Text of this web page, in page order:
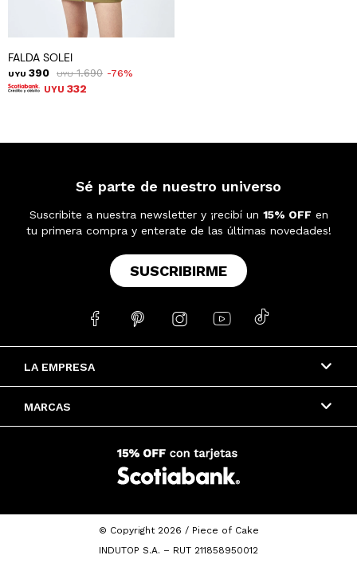
FALDA SOLEI
UYU 390 UYU 1.690 76
UYU 332
LA EMPRESA
MARCAS
Sé parte de nuestro universo
Suscribite a nuestra newsletter y ¡recibí un 15% OFF en
tu primera compra y enterate de las últimas novedades!
SUSCRIBIRME
    
© Copyright 2026 / Piece of Cake
INDUTOP S.A. – RUT 211858950012